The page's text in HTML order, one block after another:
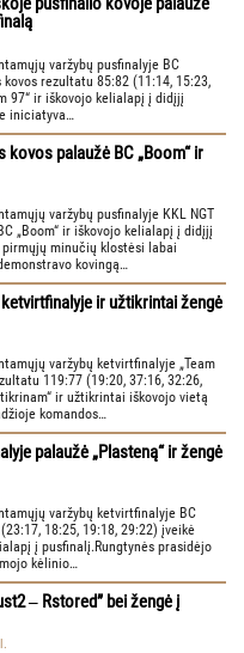
varžybų pusfinalyje BC
rezultatu 85:82 (11:14, 15:23,
97“ ir iškovojo kelialapį į didįjį
iniciatyva…
kovos palaužė BC „Boom“ ir
varžybų pusfinalyje KKL NGT
„Boom“ ir iškovojo kelialapį į didįjį
minučių klostėsi labai
kovingą…
ketvirtfinalyje ir užtikrintai žengė
varžybų ketvirtfinalyje „Team
119:77 (19:20, 37:16, 32:26,
ir užtikrintai iškovojo vietą
komandos…
palaužė „Plasteną“ ir žengė
varžybų ketvirtfinalyje BC
18:25, 19:18, 29:22) įveikė
į pusfinalį.Rungtynės prasidėjo
kėlinio…
‒ Rstored” bei žengė į